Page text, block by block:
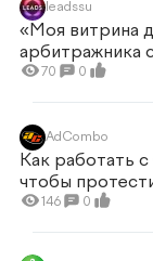
leadssu
«Моя витрина
арбитражника
70 0
AdCombo
Как работать
чтобы
146 0